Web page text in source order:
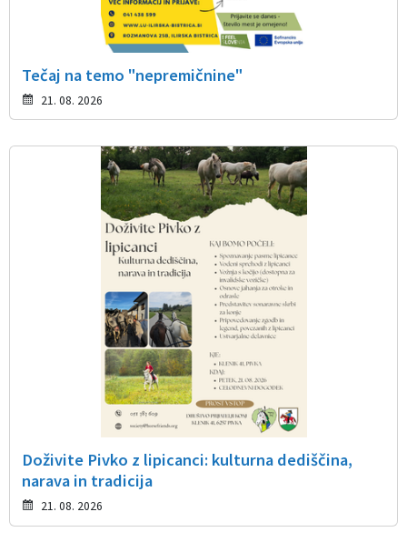
Tečaj na temo "nepremičnine"
21. 08. 2026
Doživite Pivko z lipicanci: kulturna dediščina,
narava in tradicija
21. 08. 2026